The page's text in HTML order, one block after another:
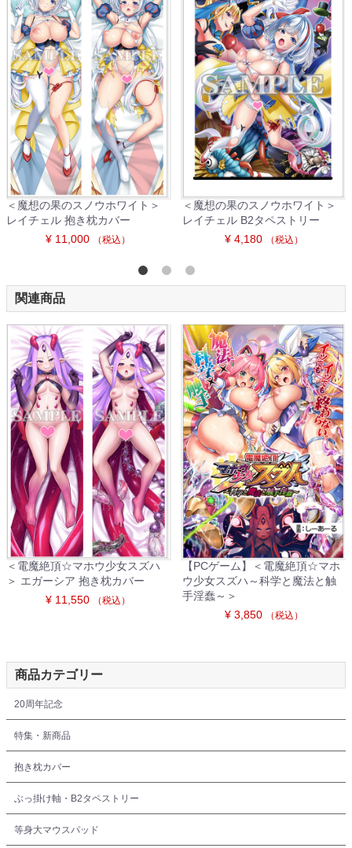
＜魔想の果のスノウホワイト＞
レイチェル 抱き枕カバー
¥ 11,000
（税込）
＜魔想の果のスノウホワイト＞
レイチェル B2タペストリー
¥ 4,180
（税込）
関連商品
＜電魔絶頂☆マホウ少女スズハ
＞ エガーシア 抱き枕カバー
¥ 11,550
（税込）
【PCゲーム】＜電魔絶頂☆マホ
ウ少女スズハ～科学と魔法と触
手淫蠢～＞
¥ 3,850
（税込）
商品カテゴリー
20周年記念
特集・新商品
抱き枕カバー
ぶっ掛け軸・B2タペストリー
等身大マウスパッド